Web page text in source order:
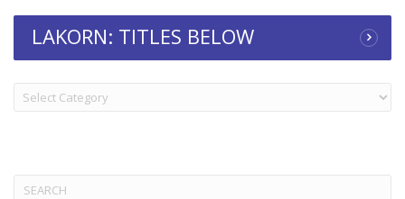
LAKORN: TITLES BELOW
LAKORN:
TITLES
Search